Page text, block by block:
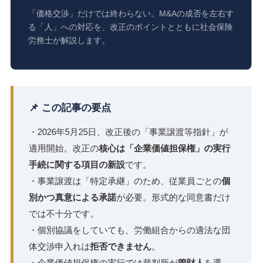
「価格交渉」だけでは終わらない。M&Aの成否を左右す
る「人」への対応を、改正のポイントとともに社会保険
労務士が解説します。
📌 この記事の要点
・2026年5月25日、改正後の「事業譲渡等指針」が
適用開始。改正の核心は「企業価値担保権」の実行
手続に関する項目の新設です。
・事業譲渡は「特定承継」のため、従業員ごとの個
別かつ真意による承諾が必要。形式的な同意書だけ
では不十分です。
・個別協議をしていても、労働組合からの適法な団
体交渉申入れは拒否できません。